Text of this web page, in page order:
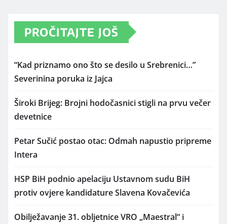
PROČITAJTE JOŠ
“Kad priznamo ono što se desilo u Srebrenici…”
Severinina poruka iz Jajca
Široki Brijeg: Brojni hodočasnici stigli na prvu večer
devetnice
Petar Sučić postao otac: Odmah napustio pripreme
Intera
HSP BiH podnio apelaciju Ustavnom sudu BiH
protiv ovjere kandidature Slavena Kovačevića
Obilježavanje 31. obljetnice VRO „Maestral“ i